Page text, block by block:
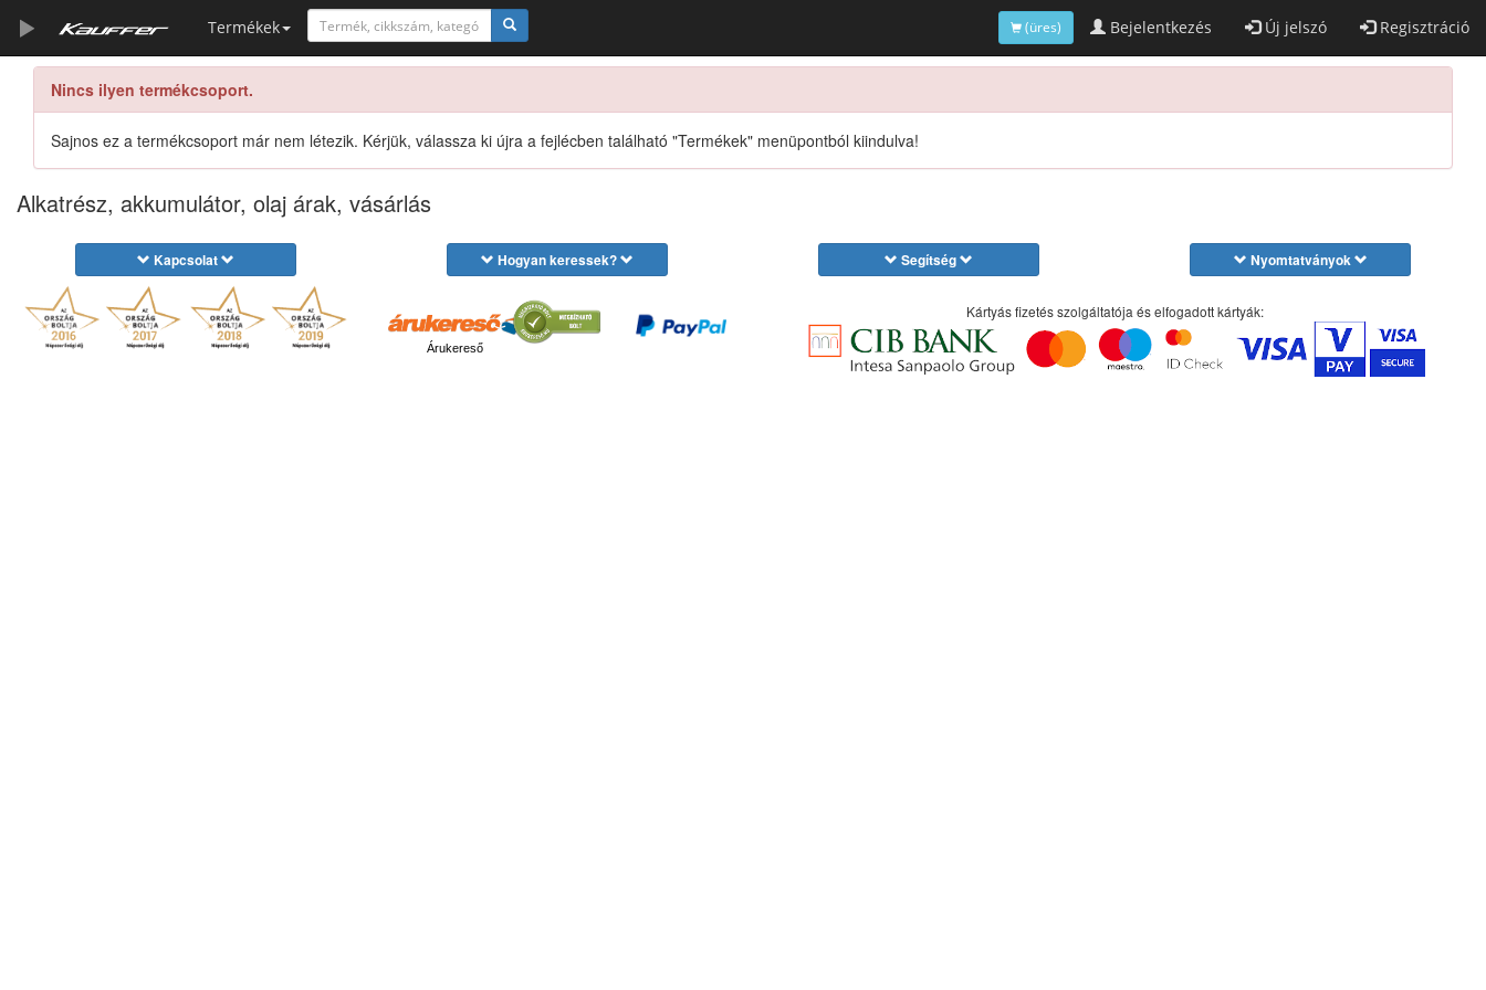
Termékek Bejelentkezés Új jelszó Regisztráció
(üres)
Szerszámkatalógus
Kosár
Alkatrészek
Nincs ilyen termékcsoport.
Sajnos ez a termékcsoport már nem létezik. Kérjük, válassza ki újra a fejlécben található "Termékek" menüpontból kiindulva!
Alkatrész, akkumulátor, olaj árak, vásárlás
Kapcsolat Hogyan keressek? Segítség Nyomtatványok
Árukereső
Kártyás fizetés szolgáltatója és elfogadott kártyák: